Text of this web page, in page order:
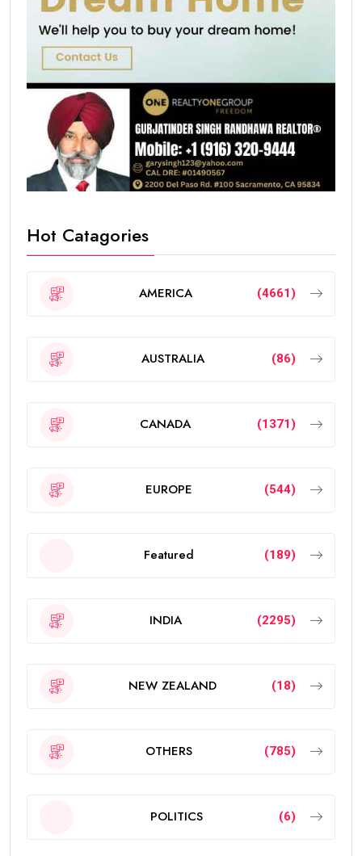
Hot Catagories
AMERICA (4661)
AUSTRALIA (86)
CANADA (1371)
EUROPE (544)
Featured (189)
INDIA (2295)
NEW ZEALAND (18)
OTHERS (785)
POLITICS (6)